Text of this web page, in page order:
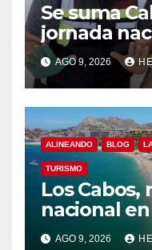
Se suma
jornada
AGO 9, 2026
ALINEANDO BLOG
TURISMO
Los
nacional
AGO 9, 2026